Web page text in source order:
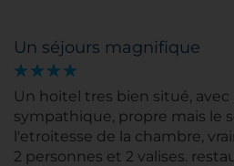
Un séjours magnifique
Un hoitel tres bien situé,
sympathique, propre mais le
l'etroitesse de la chambre,
2 personnes et 2 valises.